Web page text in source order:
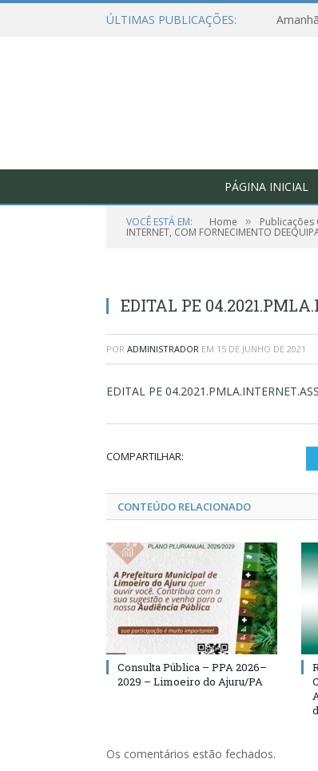
ÚLTIMAS PUBLICAÇÕES:
PÁGINA INICIAL
VOCÊ ESTÁ EM: Home » Publicações
INTERNET, COM FORNECIMENTO
EDITAL PE
POR ADMINISTRADOR EM 15 DE JUNHO DE 2021
EDITAL PE 04.2021.PMLA.INTERNET.ASS
COMPARTILHAR:
CONTEÚDO RELACIONADO
Consulta Pública – PPA 2026–
2029 – Limoeiro do Ajuru/PA
Os comentários estão fechados.